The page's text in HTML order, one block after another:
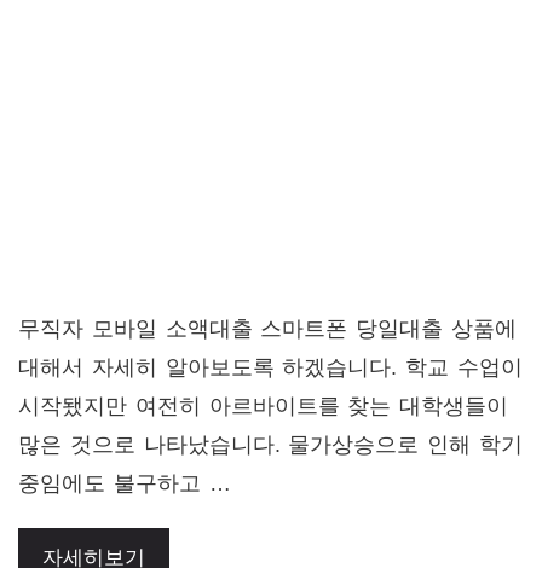
무직자 모바일 소액대출 스마트폰 당일대출 상품에
대해서 자세히 알아보도록 하겠습니다. 학교 수업이
시작됐지만 여전히 아르바이트를 찾는 대학생들이
많은 것으로 나타났습니다. 물가상승으로 인해 학기
중임에도 불구하고 …
자세히보기